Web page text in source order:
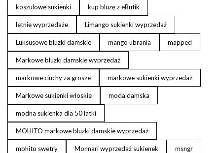
koszulowe sukienki kup bluzę z eButik
letnie wyprzedaże Limango sukienki wyprzedaż
Luksusowe bluzki damskie mango ubrania mapped
Markowe bluzki damskie wyprzedaż
markowe ciuchy za grosze markowe sukienki wyprzedaż
Markowe sukienki włoskie moda damska
modna sukienka dla 50 latki
MOHITO markowe bluzki damskie wyprzedaż
mohito swetry Monnari wyprzedaż sukienek msngr